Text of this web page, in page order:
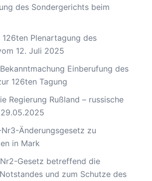
des Sondergerichts beim
126ten Plenartagung des
12. Juli 2025
Einberufung des
126ten Tagung
Regierung Rußland – russische
Änderungsgesetz zu
in Mark
Gesetz betreffend die
und zum Schutze des